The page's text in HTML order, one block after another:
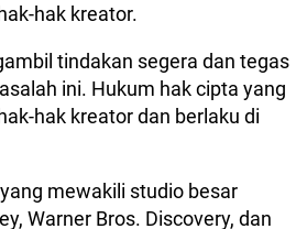
hak kreator.
tindakan segera dan tegas
ini. Hukum hak cipta yang
hak kreator dan berlaku di
mewakili studio besar
Warner Bros. Discovery, dan